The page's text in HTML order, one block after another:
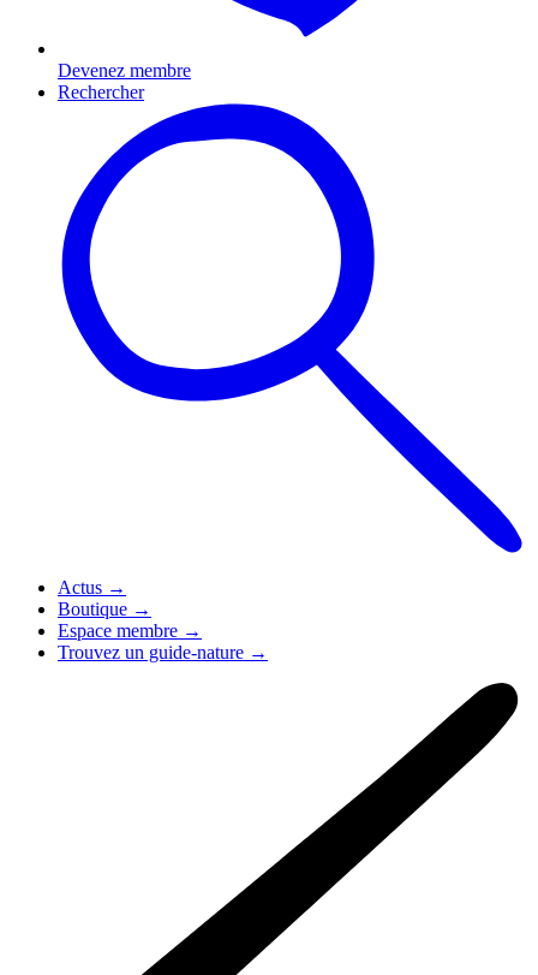
Devenez membre
Rechercher
Actus →
Boutique →
Espace membre →
Trouvez un guide-nature →